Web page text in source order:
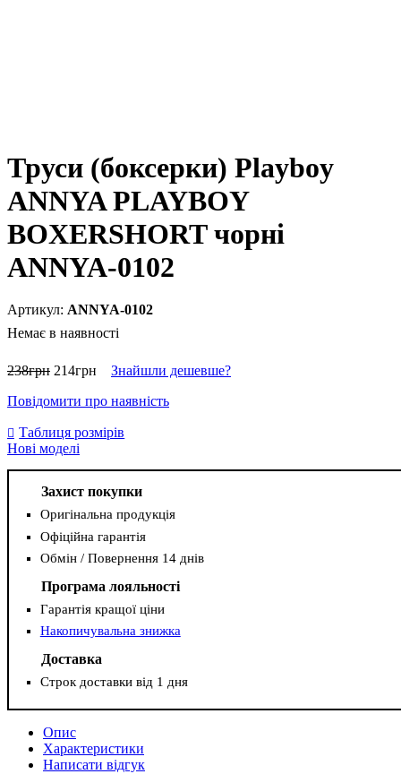
Труси (боксерки) Playboy
ANNYA PLAYBOY
BOXERSHORT чорні
ANNYA-0102
ANNYA-0102
Немає в наявності
238грн 214грн
Знайшли дешевше?
Повідомити про наявність
Таблиця розмірів
Нові моделі
Захист покупки
Оригінальна продукція
Офіційна гарантія
Обмін / Повернення 14 днів
Програма лояльності
Гарантія кращої ціни
Накопичувальна знижка
Доставка
Строк доставки від 1 дня
Опис
Характеристики
Написати відгук